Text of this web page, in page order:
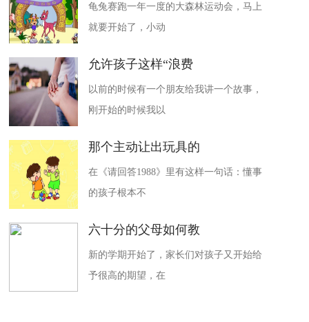
龟兔赛跑一年一度的大森林运动会，马上
就要开始了，小动
允许孩子这样“浪费
以前的时候有一个朋友给我讲一个故事，
刚开始的时候我以
那个主动让出玩具的
在《请回答1988》里有这样一句话：懂事
的孩子根本不
六十分的父母如何教
新的学期开始了，家长们对孩子又开始给
予很高的期望，在